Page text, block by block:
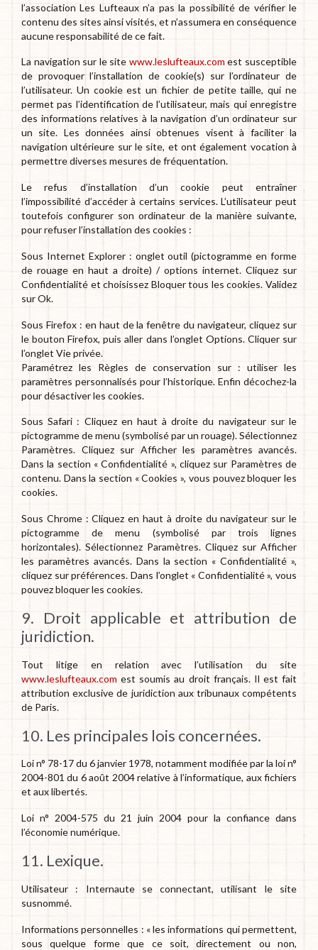
l’association Les Lufteaux n’a pas la possibilité de vérifier le
contenu des sites ainsi visités, et n’assumera en conséquence
aucune responsabilité de ce fait.
La navigation sur le site www.leslufteaux.com est susceptible
de provoquer l’installation de cookie(s) sur l’ordinateur de
l’utilisateur. Un cookie est un fichier de petite taille, qui ne
permet pas l’identification de l’utilisateur, mais qui enregistre
des informations relatives à la navigation d’un ordinateur sur
un site. Les données ainsi obtenues visent à faciliter la
navigation ultérieure sur le site, et ont également vocation à
permettre diverses mesures de fréquentation.
Le refus d’installation d’un cookie peut entraîner
l’impossibilité d’accéder à certains services. L’utilisateur peut
toutefois configurer son ordinateur de la manière suivante,
pour refuser l’installation des cookies :
Sous Internet Explorer : onglet outil (pictogramme en forme
de rouage en haut a droite) / options internet. Cliquez sur
Confidentialité et choisissez Bloquer tous les cookies. Validez
sur Ok.
Sous Firefox : en haut de la fenêtre du navigateur, cliquez sur
le bouton Firefox, puis aller dans l’onglet Options. Cliquer sur
l’onglet Vie privée.
Paramétrez les Règles de conservation sur : utiliser les
paramètres personnalisés pour l’historique. Enfin décochez-la
pour désactiver les cookies.
Sous Safari : Cliquez en haut à droite du navigateur sur le
pictogramme de menu (symbolisé par un rouage). Sélectionnez
Paramètres. Cliquez sur Afficher les paramètres avancés.
Dans la section « Confidentialité », cliquez sur Paramètres de
contenu. Dans la section « Cookies », vous pouvez bloquer les
cookies.
Sous Chrome : Cliquez en haut à droite du navigateur sur le
pictogramme de menu (symbolisé par trois lignes
horizontales). Sélectionnez Paramètres. Cliquez sur Afficher
les paramètres avancés. Dans la section « Confidentialité »,
cliquez sur préférences. Dans l’onglet « Confidentialité », vous
pouvez bloquer les cookies.
9. Droit applicable et attribution de
juridiction.
Tout litige en relation avec l’utilisation du site
www.leslufteaux.com est soumis au droit français. Il est fait
attribution exclusive de juridiction aux tribunaux compétents
de Paris.
10. Les principales lois concernées.
Loi n° 78-17 du 6 janvier 1978, notamment modifiée par la loi n°
2004-801 du 6 août 2004 relative à l’informatique, aux fichiers
et aux libertés.
Loi n° 2004-575 du 21 juin 2004 pour la confiance dans
l’économie numérique.
11. Lexique.
Utilisateur : Internaute se connectant, utilisant le site
susnommé.
Informations personnelles : « les informations qui permettent,
sous quelque forme que ce soit, directement ou non,